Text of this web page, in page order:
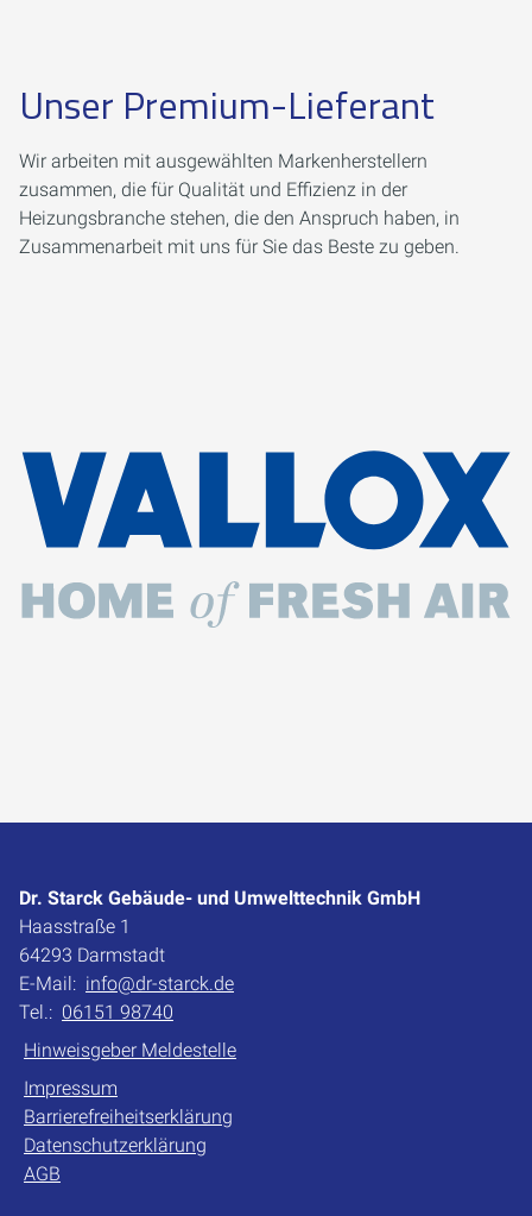
Unser Premium-Lieferant
Wir arbeiten mit ausgewählten Markenherstellern
zusammen, die für Qualität und Effizienz in der
Heizungsbranche stehen, die den Anspruch haben, in
Zusammenarbeit mit uns für Sie das Beste zu geben.
Dr. Starck Gebäude- und Umwelttechnik GmbH
Haasstraße 1
64293 Darmstadt
E-Mail: info@dr-starck.de
Tel.: 06151 98740
Hinweisgeber Meldestelle
Impressum
Barrierefreiheitserklärung
Datenschutzerklärung
AGB